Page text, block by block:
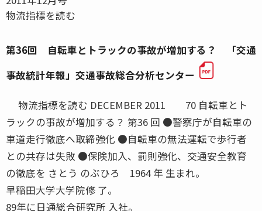
物流指標を読む
第36回 自転車とトラックの事故が増加する？ 「交通
事故統計年報」交通事故総合分析センター
物流指標を読む DECEMBER 2011 70 自転車とト
ラックの事故が増加する？ 第36 回 ●警察庁が自転車の
車道走行徹底へ取締強化 ●自転車の無法運転で歩行者
との共存は失敗 ●保険加入、罰則強化、交通安全教育
の徹底を さとう のぶひろ 1964 年 生まれ。
早稲田大学大学院修 了。
89年に日通総合研究所 入社。